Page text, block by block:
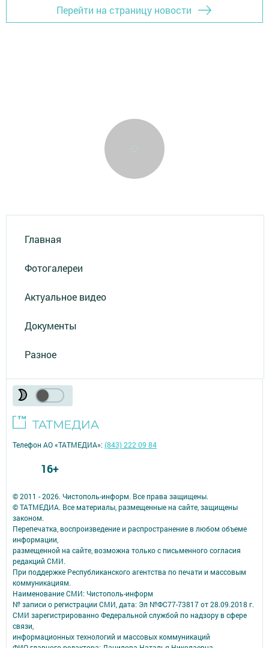
Перейти на страницу новости
Главная
Фотогалереи
Актуальное видео
Документы
Разное
© 2011 - 2026. Чистополь-информ. Все права защищены.
© ТАТМЕДИА. Все материалы, размещенные на сайте, защищены
законом.
Перепечатка, воспроизведение и распространение в любом объеме
информации,
размещенной на сайте, возможна только с письменного согласия
редакций СМИ.
При поддержке Республиканского агентства по печати и массовым
коммуникациям.
Наименование СМИ: Чистополь-информ
№ записи о регистрации СМИ, дата: Эл №ФС77-73817 от 28.09.2018 г.
СМИ зарегистрированно Федеральной службой по надзору в сфере
связи,
информационных технологий и массовых коммуникаций
Телефон АО «ТАТМЕДИА»:(843) 222 09 84
16+